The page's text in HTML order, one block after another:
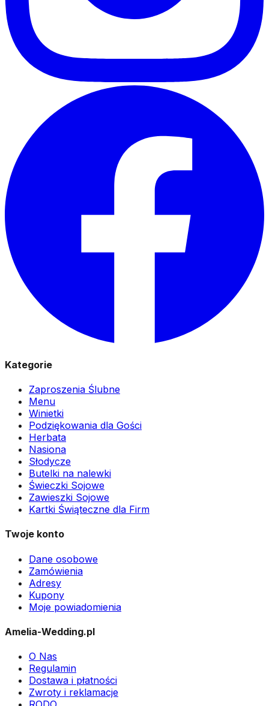
Kategorie
Zaproszenia Ślubne
Menu
Winietki
Podziękowania dla Gości
Herbata
Nasiona
Słodycze
Butelki na nalewki
Świeczki Sojowe
Zawieszki Sojowe
Kartki Świąteczne dla Firm
Twoje konto
Dane osobowe
Zamówienia
Adresy
Kupony
Moje powiadomienia
Amelia-Wedding.pl
O Nas
Regulamin
Dostawa i płatności
Zwroty i reklamacje